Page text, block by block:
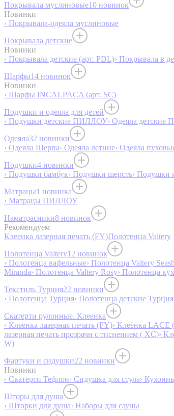
Покрывала муслиновые10 новинок
Новинки
› Покрывала-одеяла муслиновые
Покрывала детские
Новинки
› Покрывала детские (арт. PDL)› Покрывала в
Шарфы14 новинок
Новинки
› Шарфы INCALPACA (арт. SC)
Подушки и одеяла для детей
› Подушки детские ПИЛЛОУ› Одеяла
Одеяла32 новинки
› Одеяла Шерпа› Одеяла летние› Одеяла
Подушки4 новинки
› Подушки бамбук› Подушки шерсть› Подушки
Матрацы1 новинка
› Матрацы ПИЛЛОУ
Наматрасники8 новинок
Рекомендуем
Клеенка лазерная печать (FY)Полотенца Valtery
Полотенца Valtery12 новинок
› Полотенца вафельные› Полотенца Valtery
Miranda› Полотенца Valtery Rosy› Полотенца
Текстиль Турция22 новинки
› Полотенца Турция› Полотенца детские Турция
Скатерти рулонные. Клеенка
› Клеенка лазерная печать (FY)› Клеёнка LACE
лазерная печать прозрачн с тиснением ( XC)›
W)
Фартуки и сидушки22 новинки
Новинки
› Скатерти Тефлон› Сидушка для стула›
Шторы для душа
› Шторки для душа› Наборы для сауны